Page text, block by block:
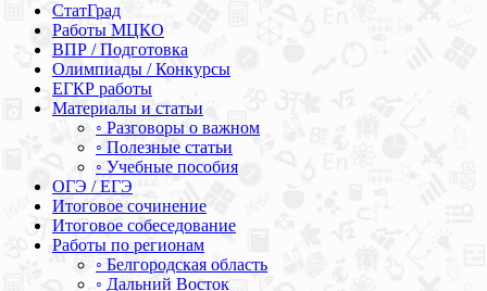
СтатГрад
Работы МЦКО
ВПР / Подготовка
Олимпиады / Конкурсы
ЕГКР работы
Материалы и статьи
◦ Разговоры о важном
◦ Полезные статьи
◦ Учебные пособия
ОГЭ / ЕГЭ
Итоговое сочинение
Итоговое собеседование
Работы по регионам
◦ Белгородская область
◦ Дальний Восток